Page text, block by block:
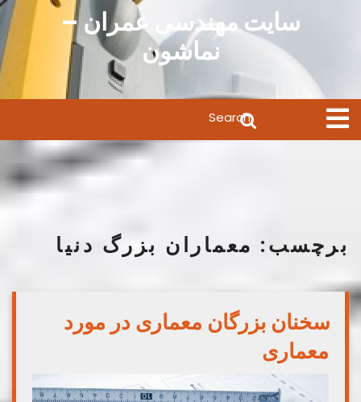
سایت مهندسی عمران –
نماشون
Open
Menu
for:
برچسب: معماران بزرگ دنیا
سخنان بزرگان معماری در مورد
معماری